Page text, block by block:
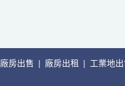
廠房出售 | 廠房出租 | 工業地出